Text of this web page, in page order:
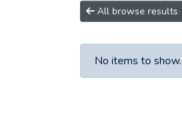
All browse results
No items to show.